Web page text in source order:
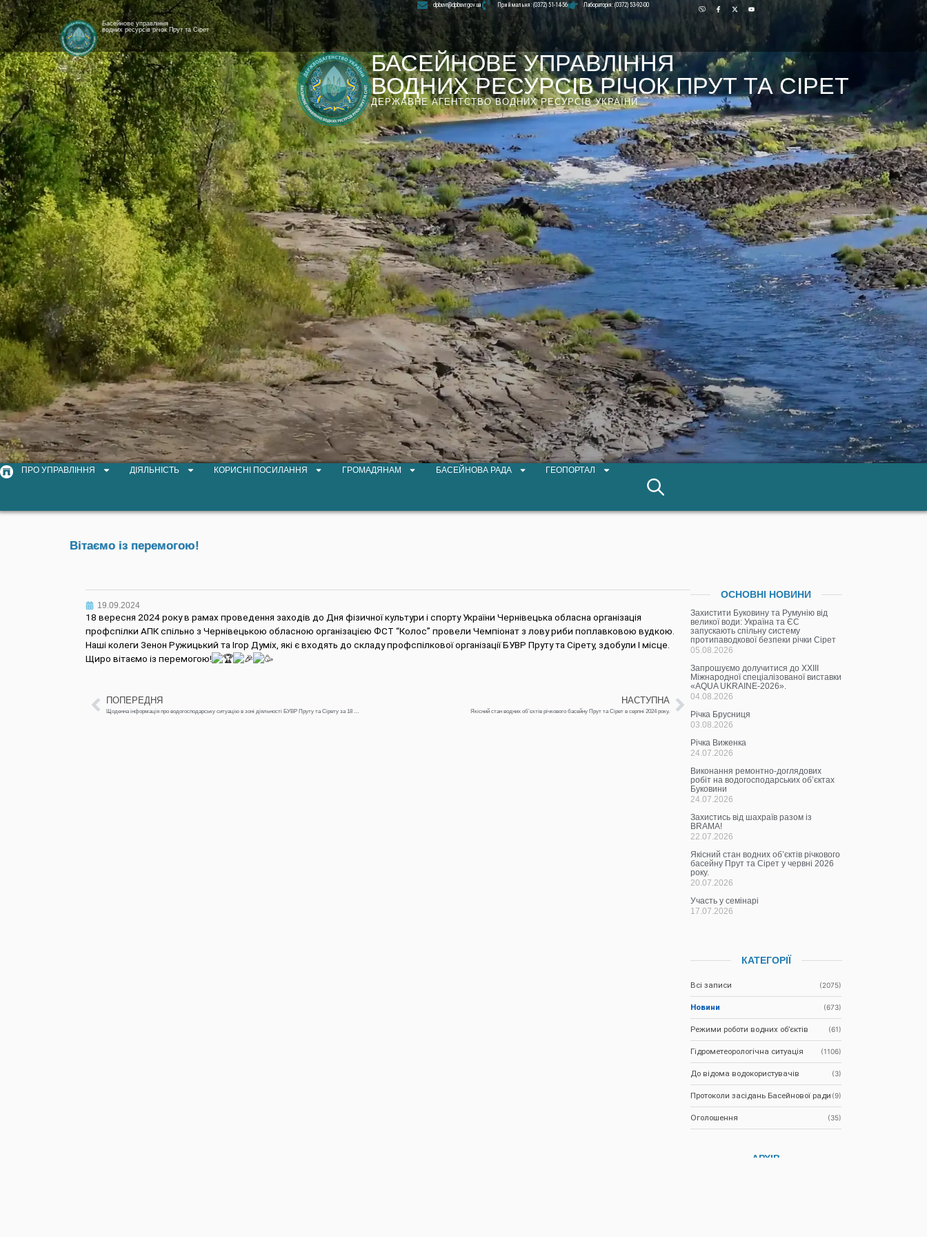
[newyear_garland]
Басейнове управління
водних ресурсів річок Прут та Сірет
Лабораторія: (0372) 53-92-00
dpbuvr@dpbuvr.gov.ua Приймальня: (0372) 51-14-56
БАСЕЙНОВЕ УПРАВЛІННЯ
ВОДНИХ РЕСУРСІВ РІЧОК ПРУТ ТА СІРЕТ
ДЕРЖАВНЕ АГЕНТСТВО ВОДНИХ РЕСУРСІВ УКРАЇНИ
ПРО УПРАВЛІННЯ ДІЯЛЬНІСТЬ КОРИСНІ ПОСИЛАННЯ ГРОМАДЯНАМ БАСЕЙНОВА РАДА ГЕОПОРТАЛ
Вітаємо із перемогою!
19.09.2024
18 вересня 2024 року в рамах проведення заходів до Дня фізичної культури і спорту України Чернівецька обласна організація
профспілки АПК спільно з Чернівецькою обласною організацією ФСТ “Колос” провели Чемпіонат з лову риби поплавковою вудкою.
Наші колеги Зенон Ружицький та Ігор Думіх, які є входять до складу профспілкової організації БУВР Пруту та Сірету, здобули І місце.
Щиро вітаємо із перемогою!
ПОПЕРЕДНЯ
Щоденна інформація про водогосподарську ситуацію в зоні діяльності БУВР Пруту та Сірету за 18 вересня 2024р.
НАСТУПНА
Якісний стан водних об’єктів річкового басейну Прут та Сірет в серпні 2024 року.
ОСНОВНІ НОВИНИ
Захистити Буковину та Румунію від
великої води: Україна та ЄС
запускають спільну систему
протипаводкової безпеки річки Сірет
05.08.2026
Запрошуємо долучитися до ХХІІІ
Міжнародної спеціалізованої виставки
«AQUA UKRAINE-2026».
04.08.2026
Річка Брусниця
03.08.2026
Річка Виженка
24.07.2026
Виконання ремонтно-доглядових
робіт на водогосподарських об’єктах
Буковини
24.07.2026
Захистись від шахраїв разом із
BRAMA!
22.07.2026
Якісний стан водних об’єктів річкового
басейну Прут та Сірет у червні 2026
року.
20.07.2026
Участь у семінарі
17.07.2026
КАТЕГОРІЇ
Всі записи (2075)
Новини (673)
Режими роботи водних об’єктів (61)
Гідрометеорологічна ситуація (1106)
До відома водокористувачів (3)
Протоколи засідань Басейнової ради (9)
Оголошення (35)
АРХІВ